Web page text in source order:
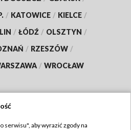
/ KATOWICE / KIELCE /
/ ŁÓDŹ / OLSZTYN /
/ RZESZÓW /
/ WROCŁAW
serwisu", aby wyrazić zgody na